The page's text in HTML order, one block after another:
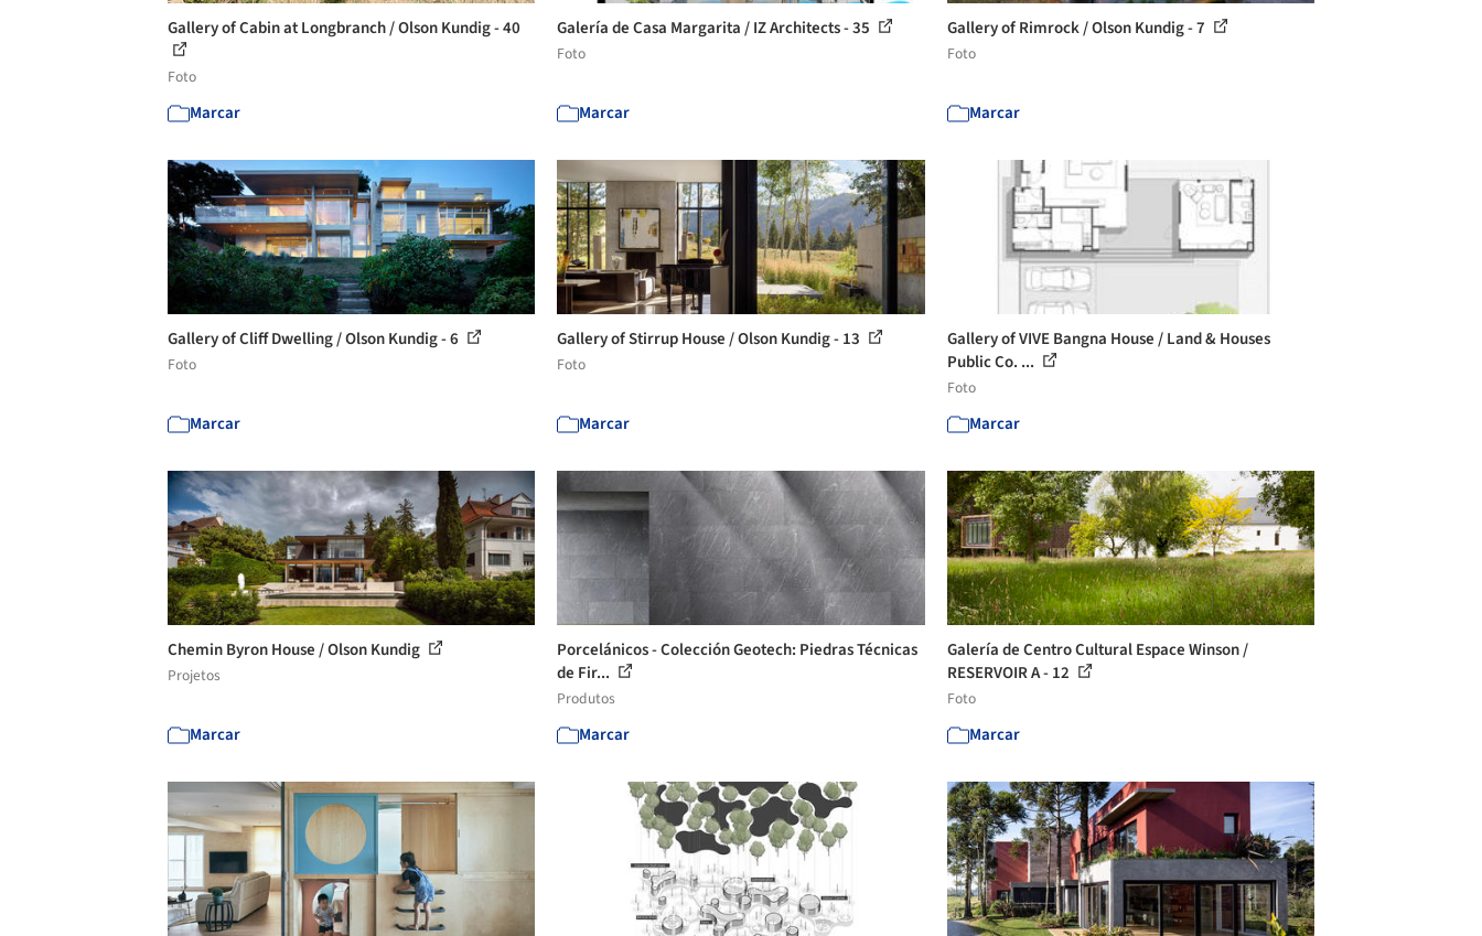
Gallery of Cabin at Longbranch / Olson Kundig - 40
Foto
Marcar
Galería de Casa Margarita / IZ Architects - 35
Foto
Marcar
Gallery of Rimrock / Olson Kundig - 7
Foto
Marcar
Gallery of Cliff Dwelling / Olson Kundig - 6
Foto
Marcar
Gallery of Stirrup House / Olson Kundig - 13
Foto
Marcar
Gallery of VIVE Bangna House / Land & Houses
Public Co. ...
Foto
Marcar
Chemin Byron House / Olson Kundig
Projetos
Marcar
Porcelánicos - Colección Geotech: Piedras Técnicas
de Fir...
Produtos
Marcar
Galería de Centro Cultural Espace Winson /
RESERVOIR A - 12
Foto
Marcar